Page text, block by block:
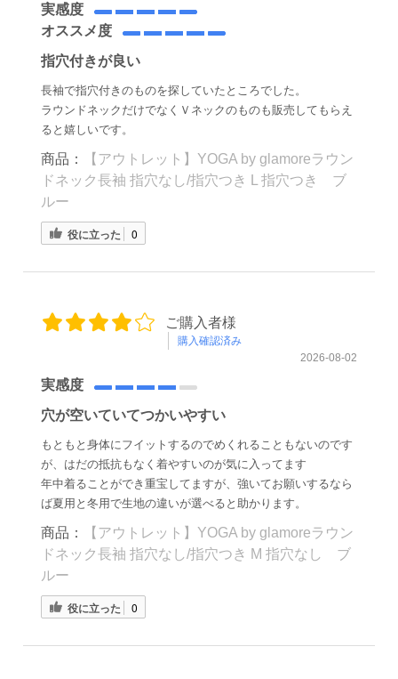
実感度
オススメ度
指穴付きが良い
長袖で指穴付きのものを探していたところでした。
ラウンドネックだけでなくＶネックのものも販売してもらえ
ると嬉しいです。
商品：
【アウトレット】YOGA by glamoreラウン
ドネック長袖 指穴なし/指穴つき L 指穴つき ブ
ルー
役に立った 0
ご購入者様
購入確認済み
2026-08-02
実感度
穴が空いていてつかいやすい
もともと身体にフイットするのでめくれることもないのです
が、はだの抵抗もなく着やすいのが気に入ってます
年中着ることができ重宝してますが、強いてお願いするなら
ば夏用と冬用で生地の違いが選べると助かります。
商品：
【アウトレット】YOGA by glamoreラウン
ドネック長袖 指穴なし/指穴つき M 指穴なし ブ
ルー
役に立った 0